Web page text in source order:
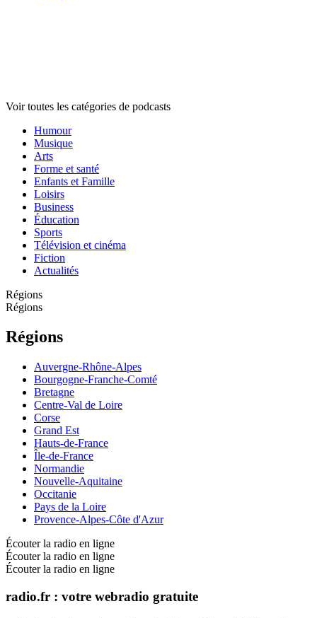
Voir toutes les catégories de podcasts
Humour
Musique
Arts
Forme et santé
Enfants et Famille
Loisirs
Business
Éducation
Sports
Télévision et cinéma
Fiction
Actualités
Régions
Régions
Régions
Auvergne-Rhône-Alpes
Bourgogne-Franche-Comté
Bretagne
Centre-Val de Loire
Corse
Grand Est
Hauts-de-France
Île-de-France
Normandie
Nouvelle-Aquitaine
Occitanie
Pays de la Loire
Provence-Alpes-Côte d'Azur
Écouter la radio en ligne
Écouter la radio en ligne
Écouter la radio en ligne
radio.fr : votre webradio gratuite